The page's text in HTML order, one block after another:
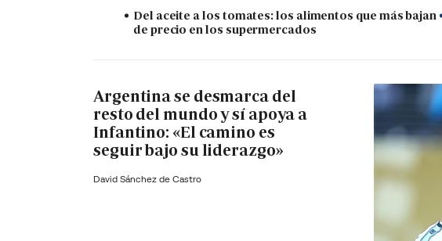
Del aceite a los tomates: los alimentos que más bajan
de precio en los supermercados
Argentina se desmarca del
resto del mundo y sí apoya a
Infantino: «El camino es
seguir bajo su liderazgo»
David Sánchez de Castro